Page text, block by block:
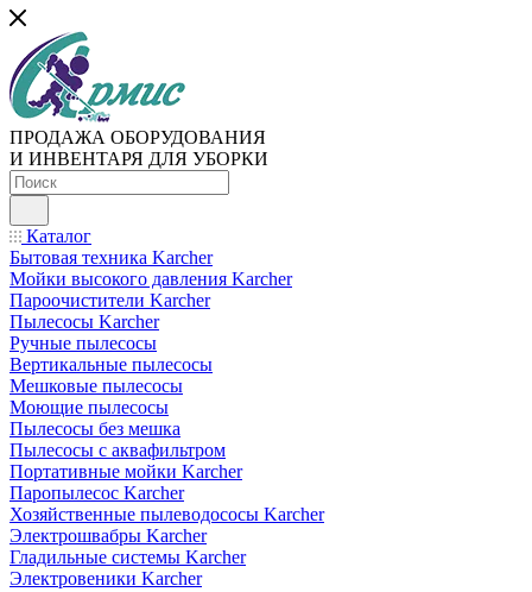
ПРОДАЖА ОБОРУДОВАНИЯ
И ИНВЕНТАРЯ ДЛЯ УБОРКИ
Каталог
Бытовая техника Karcher
Мойки высокого давления Karcher
Пароочистители Karcher
Пылесосы Karcher
Ручные пылесосы
Вертикальные пылесосы
Мешковые пылесосы
Моющие пылесосы
Пылесосы без мешка
Пылесосы с аквафильтром
Портативные мойки Karcher
Паропылесос Karcher
Хозяйственные пылеводососы Karcher
Электрошвабры Karcher
Гладильные системы Karcher
Электровеники Karcher